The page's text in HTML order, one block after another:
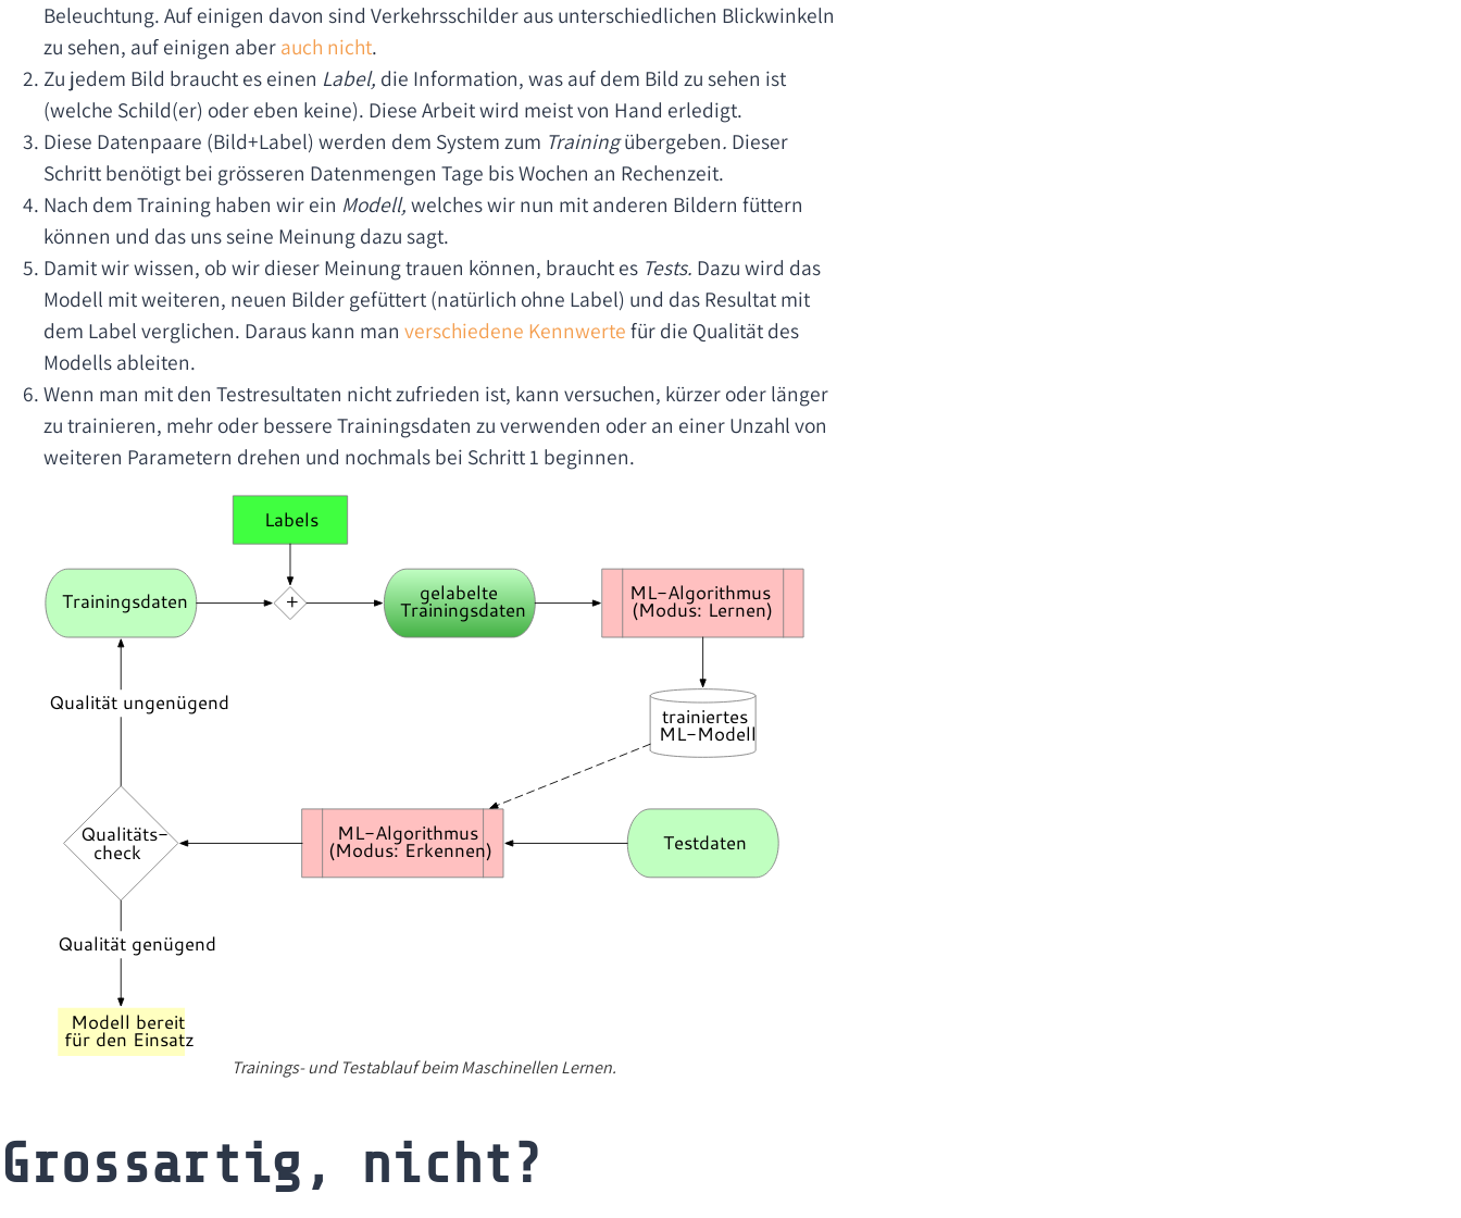
Beleuchtung. Auf einigen davon sind Verkehrsschilder aus unterschiedlichen Blickwinkeln
zu sehen, auf einigen aberauch nicht.
Zu jedem Bild braucht es einen Label, die Information, was auf dem Bild zu sehen ist
(welche Schild(er) oder eben keine). Diese Arbeit wird meist von Hand erledigt.
Diese Datenpaare (Bild+Label) werden dem System zum Trainingübergeben. Dieser
Schritt benötigt bei grösseren Datenmengen Tage bis Wochen an Rechenzeit.
Nach dem Training haben wir ein Modell,welches wir nun mit anderen Bildern füttern
können und das uns seine Meinung dazu sagt.
Damit wir wissen, ob wir dieser Meinung trauen können, braucht es Tests. Dazu wird das
Modell mit weiteren, neuen Bilder gefüttert (natürlich ohne Label) und das Resultat mit
dem Label verglichen. Daraus kann man verschiedene Kennwertefür die Qualität des
Modells ableiten.
Wenn man mit den Testresultaten nicht zufrieden ist, kann versuchen, kürzer oder länger
zu trainieren, mehr oder bessere Trainingsdaten zu verwenden oder an einer Unzahl von
weiteren Parametern drehen und nochmals bei Schritt 1 beginnen.
Trainings- und Testablauf beim Maschinellen Lernen.
Grossartig, nicht?